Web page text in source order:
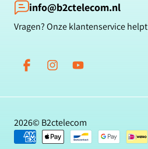
info@b2ctelecom.nl
Vragen? Onze klantenservice
FacebookInstagramYouTube
Betaalmethoden
2026© B2ctelecom